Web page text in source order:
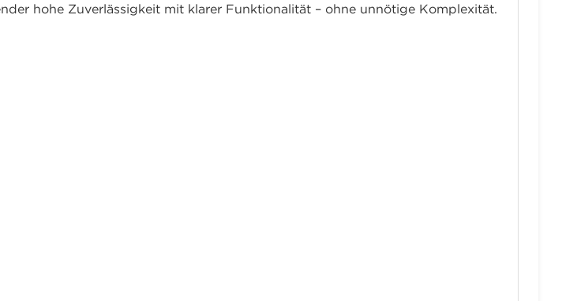
hohe Zuverlässigkeit mit klarer Funktionalität – ohne unnötige Komplexität.